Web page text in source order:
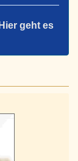
Hier geht es